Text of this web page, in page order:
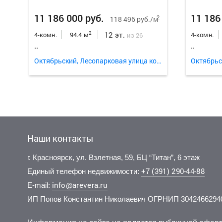
11 186 000 руб. 118 496 руб./м2
4-комн. 94.4 м2 12 эт. из 26
..
Октябрьский, Лесопарковая улица корп. 3
11
4-комн.
..
8 700 000 руб. 99 656 руб./м2
3-комн. 87.3 м 1 эт. из 13
9 750
3-комн.
6 300 000 руб. 150 000 руб./м2
1-комн. 42 м 15 эт. из 17
10
3-комн.
Наши контакты
г. Красноярск, ул. Взлетная, 59, БЦ “Титан”, 6 этаж
Единый телефон недвижимости: +7 (391) 290-44-88
E-mail: info@arevera.ru
ИП Попов Константин Николаевич ОГРНИП